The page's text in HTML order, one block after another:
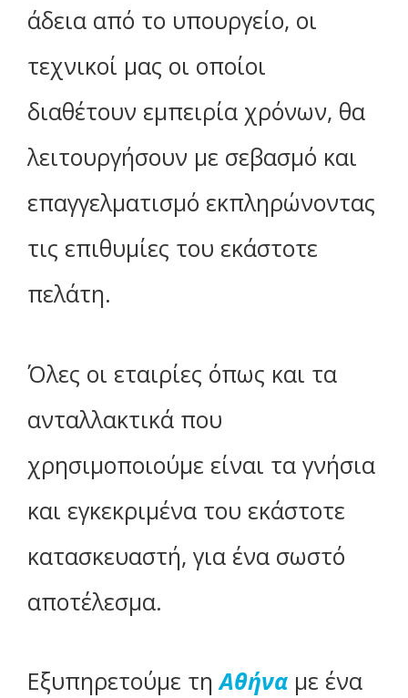
άδεια από το υπουργείο, οι
τεχνικοί μας οι οποίοι
διαθέτουν εμπειρία χρόνων, θα
λειτουργήσουν με σεβασμό και
επαγγελματισμό εκπληρώνοντας
τις επιθυμίες του εκάστοτε
πελάτη.
Όλες οι εταιρίες όπως και τα
ανταλλακτικά που
χρησιμοποιούμε είναι τα γνήσια
και εγκεκριμένα του εκάστοτε
κατασκευαστή, για ένα σωστό
αποτέλεσμα.
Εξυπηρετούμε τηΑθήνα με ένα